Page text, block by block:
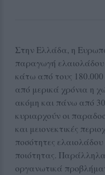
Στην Ελλάδα, η
παραγωγή ελαιολάδου
κάτω από τους 180.000
από μερικά χρόνια η
ακόμη και πάνω από
κυριαρχούν οι
και μειονεκτικές
ποσότητες
ποιότητας.
οργανωτικά